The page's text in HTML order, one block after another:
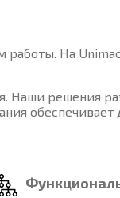
На Unimac
Наши решения
обеспечивает